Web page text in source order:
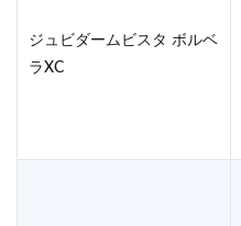
ジュビダームビスタ ボルベ
ラXC